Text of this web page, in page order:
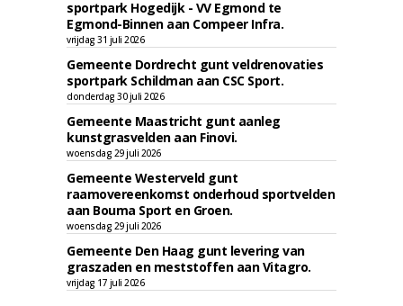
sportpark Hogedijk - VV Egmond te
Egmond-Binnen aan Compeer Infra.
vrijdag 31 juli 2026
Gemeente Dordrecht gunt veldrenovaties
sportpark Schildman aan CSC Sport.
donderdag 30 juli 2026
Gemeente Maastricht gunt aanleg
kunstgrasvelden aan Finovi.
woensdag 29 juli 2026
Gemeente Westerveld gunt
raamovereenkomst onderhoud sportvelden
aan Bouma Sport en Groen.
woensdag 29 juli 2026
Gemeente Den Haag gunt levering van
graszaden en meststoffen aan Vitagro.
vrijdag 17 juli 2026